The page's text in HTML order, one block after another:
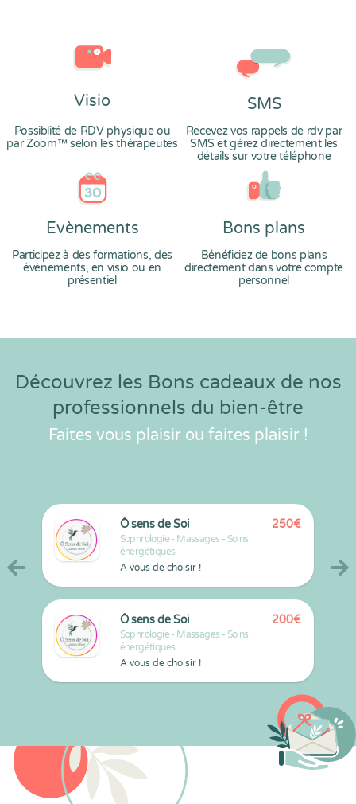
Visio
Possiblité de RDV physique ou
par Zoom™ selon les thérapeutes
SMS
Recevez vos rappels de rdv par
SMS et gérez directement les
détails sur votre téléphone
Evènements
Participez à des formations, des
évènements, en visio ou en
présentiel
Bons plans
Bénéficiez de bons plans
directement dans votre compte
personnel
Découvrez les Bons cadeaux de nos
professionnels du bien-être
Faites vous plaisir ou faites plaisir !
Ô sens de Soi
Sophrologie - Massages - Soins
énergétiques
A vous de choisir !
250€
Ô sens de Soi
Sophrologie - Massages - Soins
énergétiques
A vous de choisir !
200€